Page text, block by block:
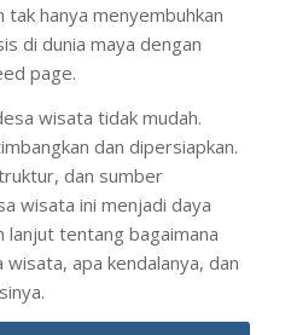
hanya menyembuhkan
di dunia maya dengan
page.
wisata tidak mudah.
dan dipersiapkan.
dan sumber
wisata ini menjadi daya
lanjut tentang bagaimana
apa kendalanya, dan